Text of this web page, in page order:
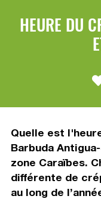
HEURE DU
Quelle est
Barbuda
zone Caraïbes.
différente de
au long de